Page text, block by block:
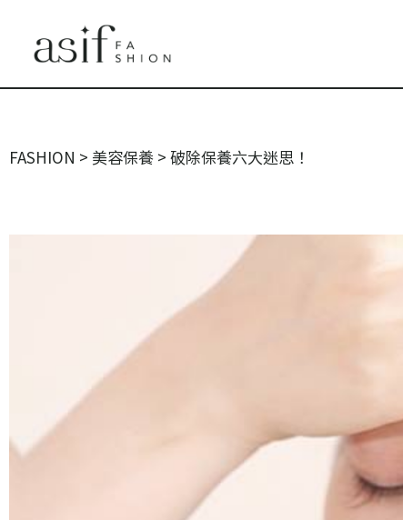
FASHION > 美容保養 > 破除保養六大迷思！